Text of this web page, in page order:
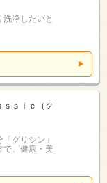
洗浄したいと
ｓｓｉｃ（ク
グリシン」
で、健康・美